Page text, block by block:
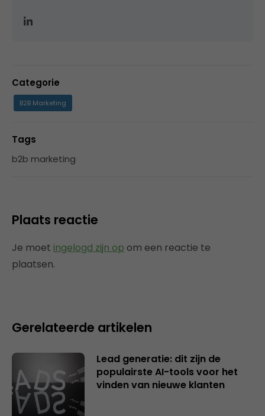
Categorie
B2B Marketing
Tags
b2b marketing
Plaats reactie
Je moet ingelogd zijn op om een reactie te
plaatsen.
Gerelateerde artikelen
Lead generatie: dit zijn de
populairste AI-tools voor het
vinden van nieuwe klanten